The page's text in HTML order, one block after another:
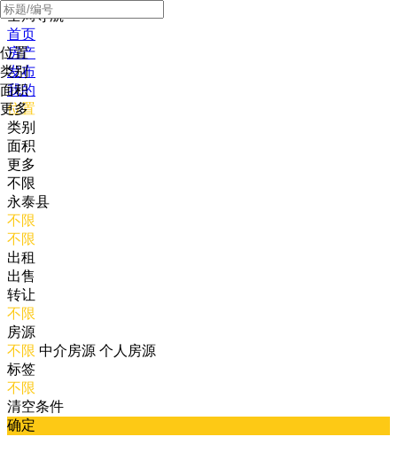
全局导航
首页
房产
发布
我的
位置
类别
面积
更多
位置
类别
面积
更多
不限
永泰县
不限
不限
出租
出售
转让
不限
房源
不限 中介房源 个人房源
标签
不限
清空条件
确定